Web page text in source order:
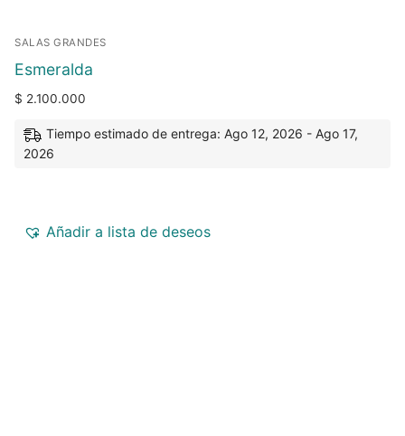
SALAS GRANDES
Esmeralda
$ 2.100.000
Tiempo estimado de entrega: Ago 12, 2026 - Ago 17,
2026
Añadir a lista de deseos